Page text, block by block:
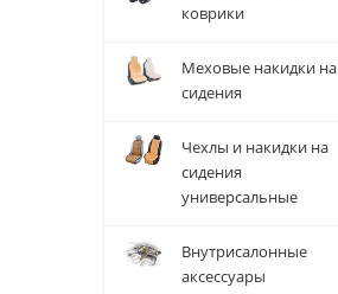
коврики
Меховые накидки на
сидения
Чехлы и накидки на
сидения
универсальные
Внутрисалонные
аксессуары